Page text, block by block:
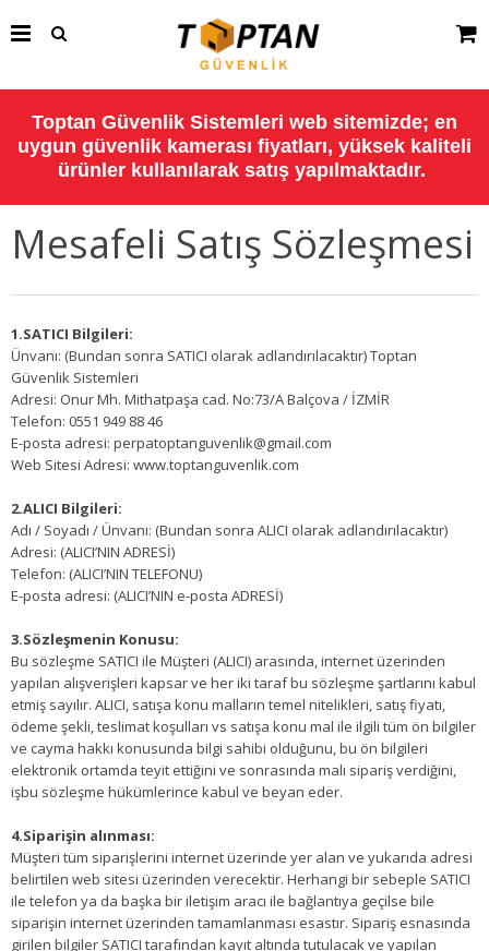
Toptan Güvenlik Sistemleri web sitemizde; en
uygun güvenlik kamerası fiyatları, yüksek kaliteli
ürünler kullanılarak satış yapılmaktadır.
Mesafeli Satış Sözleşmesi
1.SATICI Bilgileri:
Ünvanı: (Bundan sonra SATICI olarak adlandırılacaktır) Toptan
Güvenlik Sistemleri
Adresi: Onur Mh. Mithatpaşa cad. No:73/A Balçova / İZMİR
Telefon: 0551 949 88 46
E-posta adresi: perpatoptanguvenlik@gmail.com
Web Sitesi Adresi: www.toptanguvenlik.com
2.ALICI Bilgileri:
Adı / Soyadı / Ünvanı: (Bundan sonra ALICI olarak adlandırılacaktır)
Adresi: (ALICI’NIN ADRESİ)
Telefon: (ALICI’NIN TELEFONU)
E-posta adresi: (ALICI’NIN e-posta ADRESİ)
3.Sözleşmenin Konusu:
Bu sözleşme SATICI ile Müşteri (ALICI) arasında, internet üzerinden
yapılan alışverişleri kapsar ve her iki taraf bu sözleşme şartlarını kabul
etmiş sayılır. ALICI, satışa konu malların temel nitelikleri, satış fiyatı,
ödeme şekli, teslimat koşulları vs satışa konu mal ile ilgili tüm ön bilgiler
ve cayma hakkı konusunda bilgi sahibi olduğunu, bu ön bilgileri
elektronik ortamda teyit ettiğini ve sonrasında malı sipariş verdiğini,
işbu sözleşme hükümlerince kabul ve beyan eder.
4.Siparişin alınması:
Müşteri tüm siparişlerini internet üzerinde yer alan ve yukarıda adresi
belirtilen web sitesi üzerinden verecektir. Herhangi bir sebeple SATICI
ile telefon ya da başka bir iletişim aracı ile bağlantıya geçilse bile
siparişin internet üzerinden tamamlanması esastır. Sipariş esnasında
girilen bilgiler SATICI tarafından kayıt altında tutulacak ve yapılan